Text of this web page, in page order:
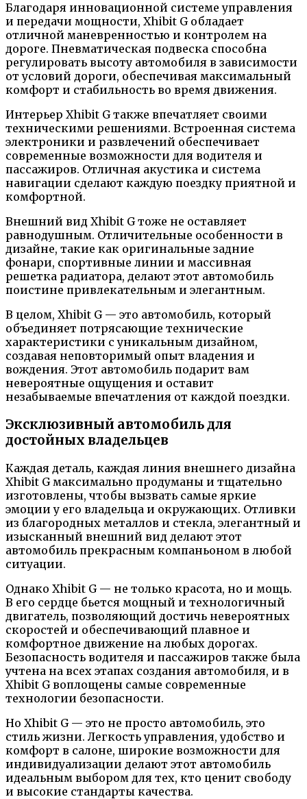
Благодаря инновационной системе управления
и передачи мощности, Xhibit G обладает
отличной маневренностью и контролем на
дороге. Пневматическая подвеска способна
регулировать высоту автомобиля в зависимости
от условий дороги, обеспечивая максимальный
комфорт и стабильность во время движения.
Интерьер Xhibit G также впечатляет своими
техническими решениями. Встроенная система
электроники и развлечений обеспечивает
современные возможности для водителя и
пассажиров. Отличная акустика и система
навигации сделают каждую поездку приятной и
комфортной.
Внешний вид Xhibit G тоже не оставляет
равнодушным. Отличительные особенности в
дизайне, такие как оригинальные задние
фонари, спортивные линии и массивная
решетка радиатора, делают этот автомобиль
поистине привлекательным и элегантным.
В целом, Xhibit G — это автомобиль, который
объединяет потрясающие технические
характеристики с уникальным дизайном,
создавая неповторимый опыт владения и
вождения. Этот автомобиль подарит вам
невероятные ощущения и оставит
незабываемые впечатления от каждой поездки.
Эксклюзивный автомобиль для
достойных владельцев
Каждая деталь, каждая линия внешнего дизайна
Xhibit G максимально продуманы и тщательно
изготовлены, чтобы вызвать самые яркие
эмоции у его владельца и окружающих. Отливки
из благородных металлов и стекла, элегантный и
изысканный внешний вид делают этот
автомобиль прекрасным компаньоном в любой
ситуации.
Однако Xhibit G — не только красота, но и мощь.
В его сердце бьется мощный и технологичный
двигатель, позволяющий достичь невероятных
скоростей и обеспечивающий плавное и
комфортное движение на любых дорогах.
Безопасность водителя и пассажиров также была
учтена на всех этапах создания автомобиля, и в
Xhibit G воплощены самые современные
технологии безопасности.
Но Xhibit G — это не просто автомобиль, это
стиль жизни. Легкость управления, удобство и
комфорт в салоне, широкие возможности для
индивидуализации делают этот автомобиль
идеальным выбором для тех, кто ценит свободу
и высокие стандарты качества.